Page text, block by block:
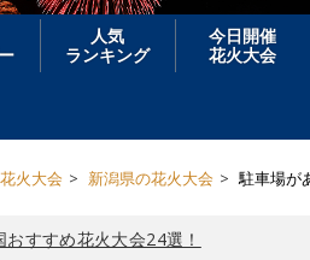
人気
ランキング
今日開催
花火大会
火大会 新潟県の花火大会 駐車場が
おすすめ花火大会24選！